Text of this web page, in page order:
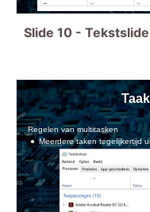
Slide 10 - Tekstslide
Regelen van multitasken
Meerdere taken tegelijkertijd